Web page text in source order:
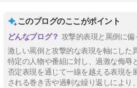
このブログのここがポイント
攻撃的表現と罵倒に偏
激しい罵倒と攻撃的な表現を軸にした
特定の人物や番組に対し、過激な侮辱
否定表現を通じて一線を越える表現を
される巻き舌や過剰な繰り返しにより